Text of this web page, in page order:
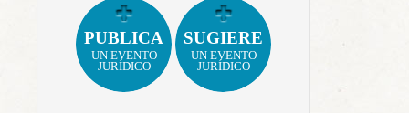
PUBLICA
UN EVENTO
JURÍDICO
SUGIERE
UN EVENTO
JURÍDICO